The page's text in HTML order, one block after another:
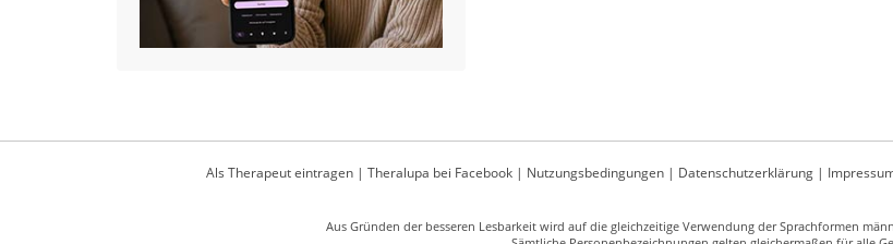
Als Therapeut eintragen| Theralupa bei Facebook| Nutzungsbedingungen| Datenschutzerklärung|
Aus Gründen der besseren Lesbarkeit wird auf die gleichzeitige Verwendung der Sprachformen